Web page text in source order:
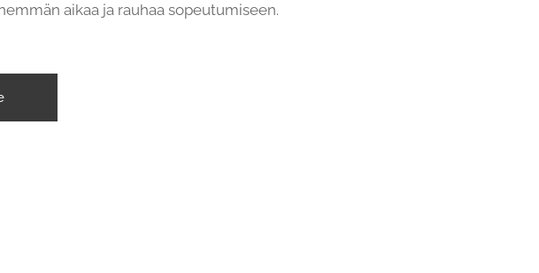
aikaa ja rauhaa sopeutumiseen.